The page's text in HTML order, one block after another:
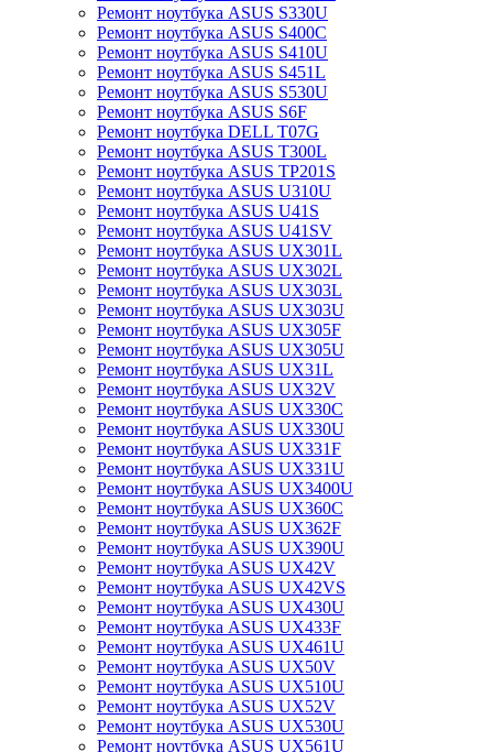
Ремонт ноутбука ASUS S330U
Ремонт ноутбука ASUS S400C
Ремонт ноутбука ASUS S410U
Ремонт ноутбука ASUS S451L
Ремонт ноутбука ASUS S530U
Ремонт ноутбука ASUS S6F
Ремонт ноутбука DELL T07G
Ремонт ноутбука ASUS T300L
Ремонт ноутбука ASUS TP201S
Ремонт ноутбука ASUS U310U
Ремонт ноутбука ASUS U41S
Ремонт ноутбука ASUS U41SV
Ремонт ноутбука ASUS UX301L
Ремонт ноутбука ASUS UX302L
Ремонт ноутбука ASUS UX303L
Ремонт ноутбука ASUS UX303U
Ремонт ноутбука ASUS UX305F
Ремонт ноутбука ASUS UX305U
Ремонт ноутбука ASUS UX31L
Ремонт ноутбука ASUS UX32V
Ремонт ноутбука ASUS UX330C
Ремонт ноутбука ASUS UX330U
Ремонт ноутбука ASUS UX331F
Ремонт ноутбука ASUS UX331U
Ремонт ноутбука ASUS UX3400U
Ремонт ноутбука ASUS UX360C
Ремонт ноутбука ASUS UX362F
Ремонт ноутбука ASUS UX390U
Ремонт ноутбука ASUS UX42V
Ремонт ноутбука ASUS UX42VS
Ремонт ноутбука ASUS UX430U
Ремонт ноутбука ASUS UX433F
Ремонт ноутбука ASUS UX461U
Ремонт ноутбука ASUS UX50V
Ремонт ноутбука ASUS UX510U
Ремонт ноутбука ASUS UX52V
Ремонт ноутбука ASUS UX530U
Ремонт ноутбука ASUS UX561U